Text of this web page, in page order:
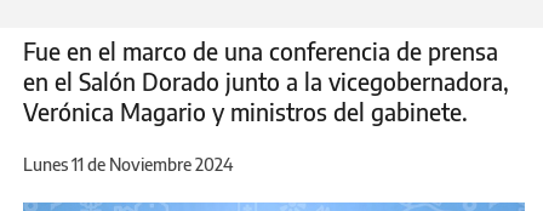
Fue en el marco de una conferencia de prensa
en el Salón Dorado junto a la vicegobernadora,
Verónica Magario y ministros del gabinete.
Lunes 11 de Noviembre 2024